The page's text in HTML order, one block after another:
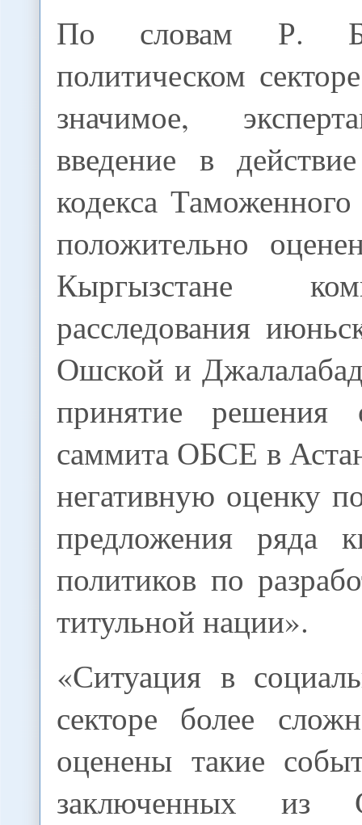
По словам Р.
политическом
значимое,
введение в
кодекса
положительно
Кыргызстане
расследования
Ошской и
принятие решения
саммита ОБСЕ в
негативную оценку
предложения ряда
политиков по
титульной нации».
«Ситуация в
секторе более
оценены такие
заключенных